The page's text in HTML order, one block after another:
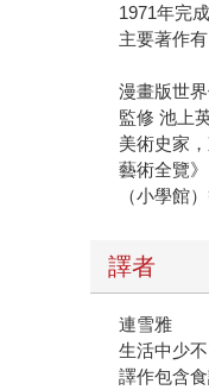
1971年完
主要著作
漫畫版世
監修 池上
美術史家
藝術全覽
（小學館
譯者
連雪雅
生活中少
譯作包含